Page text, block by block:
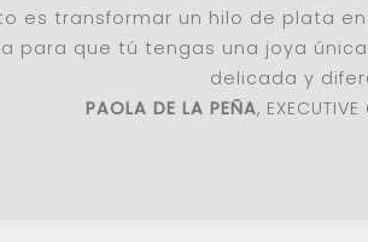
es transformar un hilo de plata
para que tú tengas una joya
delicada y
PAOLA DE LA PEÑA, EXECUTIVE